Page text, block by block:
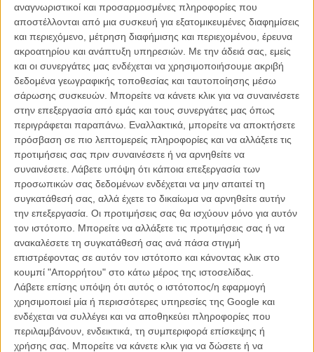
αναγνωριστικοί και προσαρμοσμένες πληροφορίες που
αποστέλλονται από μια συσκευή για εξατομικευμένες διαφημίσεις
και περιεχόμενο, μέτρηση διαφήμισης και περιεχομένου, έρευνα
ακροατηρίου και ανάπτυξη υπηρεσιών. Με την άδειά σας, εμείς
και οι συνεργάτες μας ενδέχεται να χρησιμοποιήσουμε ακριβή
δεδομένα γεωγραφικής τοποθεσίας και ταυτοποίησης μέσω
σάρωσης συσκευών. Μπορείτε να κάνετε κλικ για να συναινέσετε
στην επεξεργασία από εμάς και τους συνεργάτες μας όπως
περιγράφεται παραπάνω. Εναλλακτικά, μπορείτε να αποκτήσετε
πρόσβαση σε πιο λεπτομερείς πληροφορίες και να αλλάξετε τις
προτιμήσεις σας πριν συναινέσετε ή να αρνηθείτε να
συναινέσετε. Λάβετε υπόψη ότι κάποια επεξεργασία των
προσωπικών σας δεδομένων ενδέχεται να μην απαιτεί τη
συγκατάθεσή σας, αλλά έχετε το δικαίωμα να αρνηθείτε αυτήν
την επεξεργασία. Οι προτιμήσεις σας θα ισχύουν μόνο για αυτόν
τον ιστότοπο. Μπορείτε να αλλάξετε τις προτιμήσεις σας ή να
ανακαλέσετε τη συγκατάθεσή σας ανά πάσα στιγμή
επιστρέφοντας σε αυτόν τον ιστότοπο και κάνοντας κλικ στο
κουμπί "Απορρήτου" στο κάτω μέρος της ιστοσελίδας.
Λάβετε επίσης υπόψη ότι αυτός ο ιστότοπος/η εφαρμογή
χρησιμοποιεί μία ή περισσότερες υπηρεσίες της Google και
ενδέχεται να συλλέγει και να αποθηκεύει πληροφορίες που
περιλαμβάνουν, ενδεικτικά, τη συμπεριφορά επίσκεψης ή
χρήσης σας. Μπορείτε να κάνετε κλικ για να δώσετε ή να
απελπισμένο, γιατί έχει χάσει το μικροσκοπικό έκτο πόδι του σε ένα
ατύχημα. Ακόμη χειρότερα: κάποιος του το έκλεψε και το πήρε μαζί
του στο φεγγάρι! Σύμφωνα με μια παλιά προφητεία, ο κύριος
Ζουζούνης μπορεί να πάρει πίσω το χαμένο του πόδι μόνο αν βρει
δύο γενναία παιδιά, που θα τον συνοδεύσουν στο ταξίδι του στο
φεγγάρι.
Βασισμένη σε ένα αγαπημένο παιδικό βιβλίο του Γερμανού
συγγραφέα Γκερντ φον Μπάσεβιτς, η ταινία του Αλι Σαμαντί Αχάντι
προσπαθεί να σε ταξιδέψει στα αστέρια της φαντασίας και στους
milky way δρόμους μιας συναρπαστικής περιπέτειας με μια ιστορία
για την δύναμη που κρύβουμε όλοι μέσα μας, για την πίστη στον
εαυτό σου με κινητήρια δύναμη την αδερφική αγάπη, αλλά
δυστυχώς ποτέ δεν καταφέρνει να μας φτάσει μέχρι το φεγγάρι
όπως αρχικά υπόσχεται.
Πέρα από ένα κλισέ σενάριο που ακολουθεί την φόρμουλα και τους
κανόνες του παιδικού entertainment κατά γράμμα, κάποιους
υποτυπώδεις και χάρτινους χαρακτήρες αλλά και ένα animation που
δείχνει τόσο απλό αλλά που δείχνει κάπως βαρετό και πότε δεν
καταφέρνει να σε συνεπάρει, η ταινία απευθύνεται αποκλειστικά και
μόνο σε προσχολικές ηλικίες, που ίσως μπορεί να τους ξυπνήσει
την αγάπη για την αστρονομία ή τουλάχιστον μερικά χαμόγελα.